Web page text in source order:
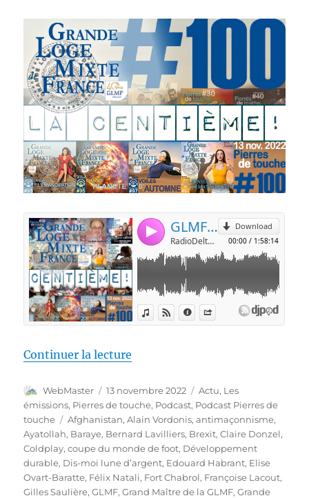
Continuer la lecture
Auteur
WebMaster
Publié
le
13 novembre 2022 Catégories
Actu, Les
émissions, Pierres de touche, Podcast, Podcast Pierres de
touche
Étiquettes
Afghanistan,Alain Vordonis,antimaçonnisme,
Ayatollah, Baraye, Bernard Lavilliers, Brexit,Claire Donzel,
Coldplay,coupe du monde de foot, Développement
durable, Dis-moi lune d’argent, Edouard Habrant, Elise
Ovart-Baratte, Félix Natali, Fort Chabrol, Françoise Lacout,
Gilles Saulière,GLMF,Grand Maître de la GLMF,Grande